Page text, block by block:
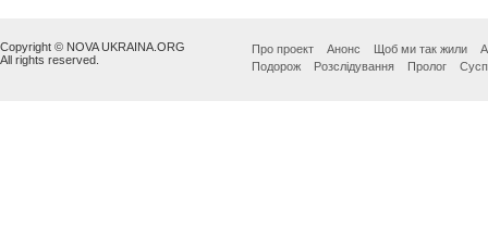
Copyright © NOVA UKRAINA.ORG
All rights reserved.
Про проект Анонс Щоб ми так жили
Подорож
Розслідування Пролог